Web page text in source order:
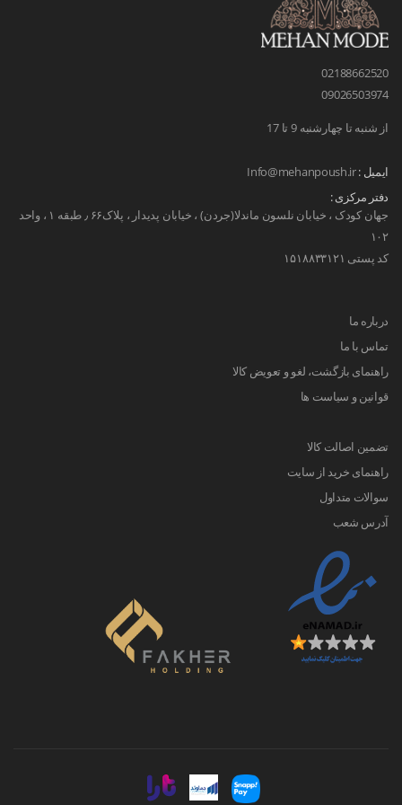
02188662520
09026503974
از شنبه تا چهارشنبه 9 تا 17
ایمیل :Info@mehanpoush.ir
دفتر مرکزی :
جهان کودک ، خیابان نلسون ماندلا(جردن) ، خیابان پدیدار ، پلاک۶۶ ٫ طبقه ۱ ، واحد
۱۰۲
کد پستی ۱۵۱۸۸۳۳۱۲۱
درباره ما
تماس با ما
راهنمای بازگشت، لغو و تعویض کالا
قوانین و سیاست ها
تضمین اصالت کالا
راهنمای خرید از سایت
سوالات متداول
آدرس شعب